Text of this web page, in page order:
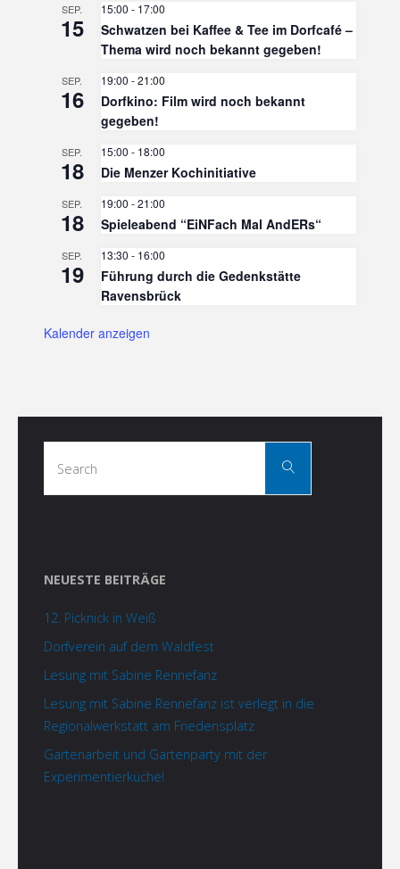
SEP.
15
15:00 - 17:00
Schwatzen bei Kaffee & Tee im Dorfcafé –
Thema wird noch bekannt gegeben!
SEP.
16
19:00 -21:00
Dorfkino: Film wird noch bekannt
gegeben!
SEP.
18
15:00 - 18:00
Die Menzer Kochinitiative
SEP.
18
19:00 -21:00
Spieleabend “EiNFach Mal AndERs“
SEP.
19
13:30 - 16:00
Führung durch die Gedenkstätte
Ravensbrück
Kalender anzeigen
Search
NEUESTE BEITRÄGE
12. Picknick in Weiß
Dorfverein auf dem Waldfest
Lesung mit Sabine Rennefanz
Lesung mit Sabine Rennefanz ist verlegt in die
Regionalwerkstatt am Friedensplatz
Gartenarbeit und Gartenparty mit der
Experimentierküche!